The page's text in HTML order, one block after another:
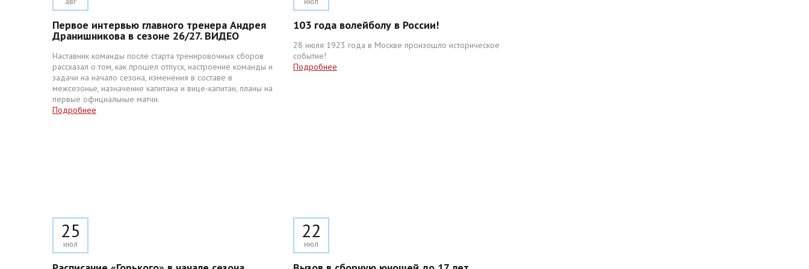
Первое интервью главного тренера Андрея
Дранишникова в сезоне 26/27. ВИДЕО
Наставник команды после старта тренировочных сборов
рассказал о том, как прошел отпуск, настроение команды и
задачи на начало сезона, изменения в составе в
межсезонье, назначение капитана и вице-капитан, планы на
первые официальные матчи.
Подробнее
103 года волейболу в России!
28 июля 1923 года в Москве произошло историческое
событие!
Подробнее
25
июл
22
июл